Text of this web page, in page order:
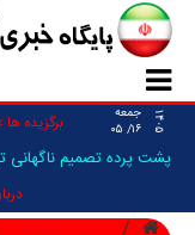
۱۴۰۵
جمعه
۱۶/ ۰۵
برگزیده ها
پشت پرده تصمیم ناگهانی